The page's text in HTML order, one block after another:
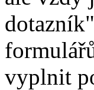
vyplnit